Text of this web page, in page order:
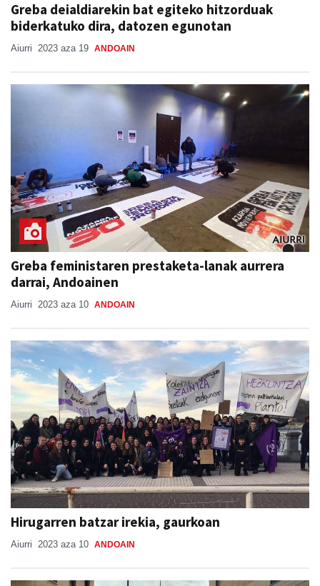
Greba deialdiarekin bat egiteko hitzorduak
biderkatuko dira, datozen egunotan
Aiurri 2023 aza 19 ANDOAIN
Greba feministaren prestaketa-lanak aurrera
darrai, Andoainen
Aiurri 2023 aza 10 ANDOAIN
Hirugarren batzar irekia, gaurkoan
Aiurri 2023 aza 10 ANDOAIN